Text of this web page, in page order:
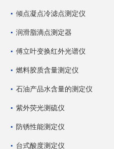
倾点凝点冷滤点测定仪
润滑脂滴点测定器
傅立叶变换红外光谱仪
燃料胶质含量测定仪
石油产品水含量的测定仪
紫外荧光测硫仪
防锈性能测定仪
台式酸度测定仪